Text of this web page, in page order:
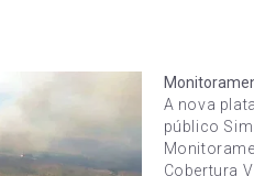
A nova
público
Cobertura